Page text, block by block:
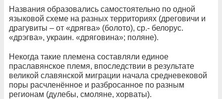
Названия образовались самостоятельно по одной
языковой схеме на разных территориях (дреговичи и
драгувиты – от «дрягва» (болото), ср.- белорус.
«дрэгва», украин. «дряговина»; поляне).
Некогда такие племена составляли единое
праславянское племя, впоследствии в результате
великой славянской миграции начала средневековой
поры расчленённое и разбросанное по разным
регионам (дулебы, смоляне, хорваты).